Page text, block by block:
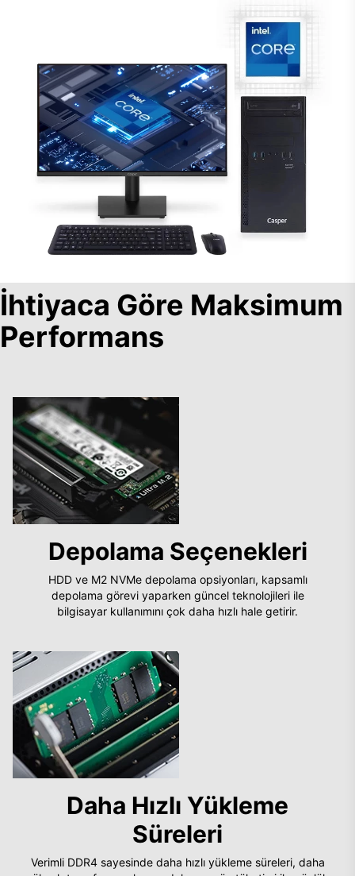
İhtiyaca Göre Maksimum
Performans
Depolama Seçenekleri
HDD ve M2 NVMe depolama opsiyonları, kapsamlı
depolama görevi yaparken güncel teknolojileri ile
bilgisayar kullanımını çok daha hızlı hale getirir.
Daha Hızlı Yükleme
Süreleri
Verimli DDR4 sayesinde daha hızlı yükleme süreleri, daha